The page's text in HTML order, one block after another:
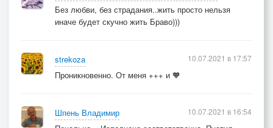
Без любви, без страдания..жить просто нельзя
иначе будет скучно жить Браво)))
strekoza
Проникновенно. От меня +++ и 🧡
10.07.2021 в 17:57
Шпень Владимир
10.07.2021 в 16:54